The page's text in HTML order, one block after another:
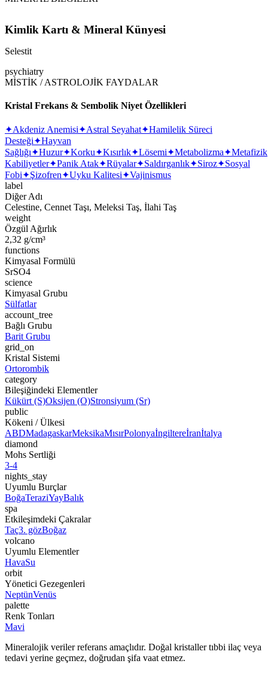
Kimlik Kartı & Mineral Künyesi
Selestit
psychiatry
MİSTİK / ASTROLOJİK FAYDALAR
Kristal Frekans & Sembolik Niyet Özellikleri
✦Akdeniz Anemisi✦Astral Seyahat✦Hamilelik Süreci
Desteği✦Hayvan
Sağlığı✦Huzur✦Korku✦Kısırlık✦Lösemi✦Metabolizma✦Metafizik
Kabiliyetler✦Panik Atak✦Rüyalar✦Saldırganlık✦Siroz✦Sosyal
Fobi✦Şizofren✦Uyku Kalitesi✦Vajinismus
label
Diğer Adı
Celestine, Cennet Taşı, Meleksi Taş, İlahi Taş
weight
Özgül Ağırlık
2,32 g/cm³
functions
Kimyasal Formülü
SrSO4
science
Kimyasal Grubu
Sülfatlar
account_tree
Bağlı Grubu
Barit Grubu
grid_on
Kristal Sistemi
Ortorombik
category
Bileşiğindeki Elementler
Kükürt (S)Oksijen (O)Stronsiyum (Sr)
public
Kökeni / Ülkesi
ABDMadagaskarMeksikaMısırPolonyaİngiltereİranİtalya
diamond
Mohs Sertliği
3-4
nights_stay
Uyumlu Burçlar
BoğaTeraziYayBalık
spa
Etkileşimdeki Çakralar
Taç3. gözBoğaz
volcano
Uyumlu Elementler
HavaSu
orbit
Yönetici Gezegenleri
NeptünVenüs
palette
Renk Tonları
Mavi
Mineralojik veriler referans amaçlıdır. Doğal kristaller tıbbi ilaç veya
tedavi yerine geçmez, doğrudan şifa vaat etmez.